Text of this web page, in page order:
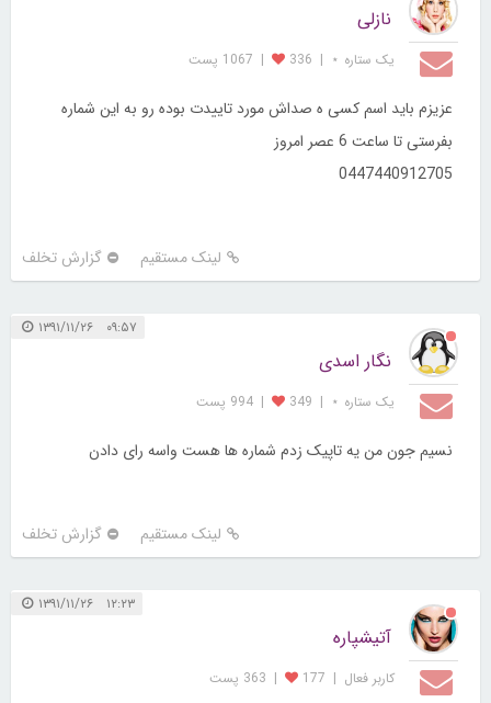
نازلی
یک ستاره ⋆ |
336
| 1067 پست
عزیزم باید اسم کسی ه صداش مورد تاییدت بوده رو به این شماره
بفرستی تا ساعت 6 عصر امروز
0447440912705
لینک مستقیم گزارش تخلف
۰۹:۵۷ ۱۳۹۱/۱۱/۲۶
نگار اسدی
یک ستاره ⋆ |
349
| 994 پست
نسیم جون من یه تاپیک زدم شماره ها هست واسه رای دادن
لینک مستقیم گزارش تخلف
۱۲:۲۳ ۱۳۹۱/۱۱/۲۶
آتیشپاره
کاربر فعال |
177
| 363 پست